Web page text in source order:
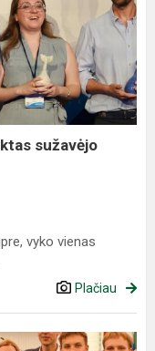
sužavėjo
vyko vienas
Plačiau